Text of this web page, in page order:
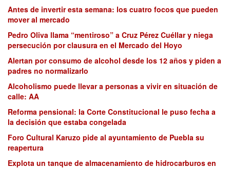
Antes de invertir esta semana: los cuatro focos que pueden
mover al mercado
Pedro Oliva llama “mentiroso” a Cruz Pérez Cuéllar y niega
persecución por clausura en el Mercado del Hoyo
Alertan por consumo de alcohol desde los 12 años y piden a
padres no normalizarlo
Alcoholismo puede llevar a personas a vivir en situación de
calle: AA
Reforma pensional: la Corte Constitucional le puso fecha a
la decisión que estaba congelada
Foro Cultural Karuzo pide al ayuntamiento de Puebla su
reapertura
Explota un tanque de almacenamiento de hidrocarburos en